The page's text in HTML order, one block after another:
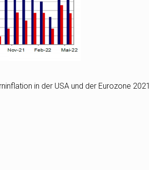
in der USA und der Eurozone